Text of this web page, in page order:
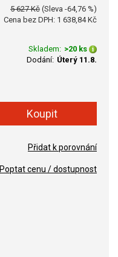
5 627 Kč (Sleva -64,76 %)
Cena bez DPH: 1 638,84 Kč
Skladem: >20 ks
Dodání: Úterý 11.8.
Přidat k porovnání
Poptat cenu / dostupnost